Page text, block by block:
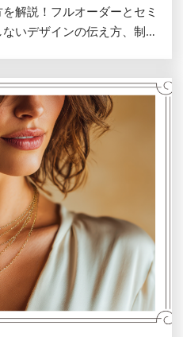
解説！フルオーダーとセミ
いデザインの伝え方、制作